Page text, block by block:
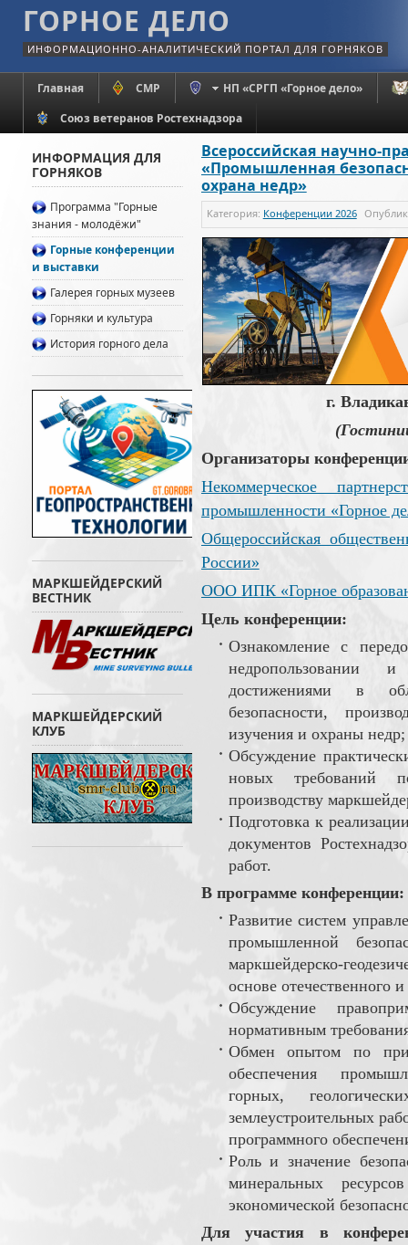
ГОРНОЕ ДЕЛО
ИНФОРМАЦИОННО-АНАЛИТИЧЕСКИЙ ПОРТАЛ ДЛЯ ГОРНЯКОВ
Главная СМР
НП «СРГП «Горное дело»
Союз ветеранов Ростехнадзора
Всероссийская научно-
«Промышленная
охрана недр»
Категория: Конференции 2026
г.
Организаторы
Некоммерческое
промышленности «Горное
Общероссийская
России»
ООО ИПК «Горное
Цель конференции:
Ознакомление с
недропользовании и
достижениями в
безопасности,
изучения и охраны недр;
Обсуждение
новых требований
производству
Подготовка к
документов
работ.
В программе конференции:
Развитие систем
промышленной
маркшейдерско-
основе отечественного
Обсуждение
нормативным
Обмен опытом по
обеспечения
горных,
землеустроительных
программного
Роль и значение
минеральных
экономической
Для участия в
ИНФОРМАЦИЯ ДЛЯ
ГОРНЯКОВ
Программа "Горные
знания - молодёжи"
Горные конференции
и выставки
Галерея горных музеев
Горняки и культура
История горного дела
МАРКШЕЙДЕРСКИЙ
ВЕСТНИК
МАРКШЕЙДЕРСКИЙ
КЛУБ